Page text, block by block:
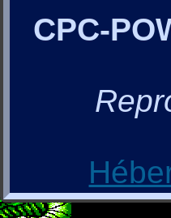
CPC-